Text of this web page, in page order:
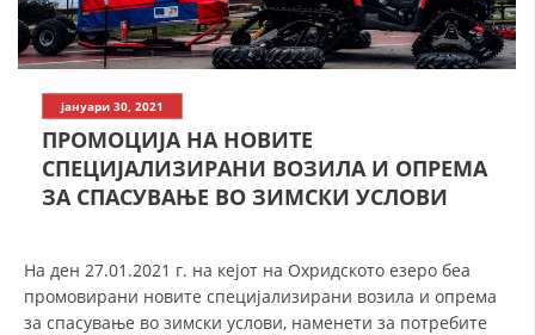
ИСТОРИЈАТ НА ДВИЖЕЊЕТО
СТРУКТУРА НА ОРГАНИЗАЦИЈАТА
ЧЛЕНСТВО ВО ПРОФЕСИОНАЛНИ ТЕЛА
СТАТУТ НА ЦКРМ
јануари 30, 2021
ПРОМОЦИЈА НА НОВИТЕ
СПЕЦИЈАЛИЗИРАНИ ВОЗИЛА И ОПРЕМА
ЗА СПАСУВАЊЕ ВО ЗИМСКИ УСЛОВИ
На ден 27.01.2021 г. на кејот на Охридското езеро беа
промовирани новите специјализирани возила и опрема
за спасување во зимски услови, наменети за потребите